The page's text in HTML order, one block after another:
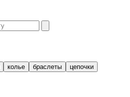
колье браслеты цепочки